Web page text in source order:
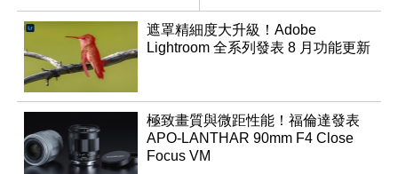
遮罩精細度大升級！Adobe
Lightroom 全系列發表 8 月功能更新
極致畫質與微距性能！福倫達發表
APO-LANTHAR 90mm F4 Close
Focus VM